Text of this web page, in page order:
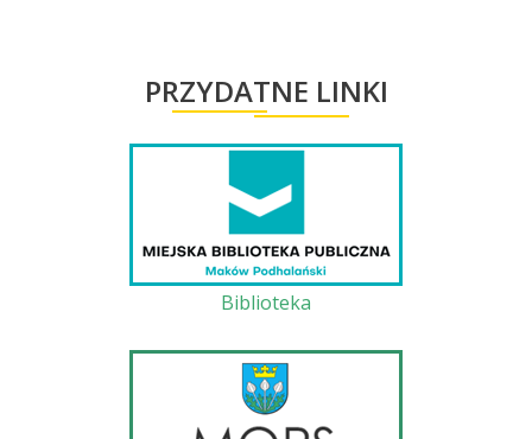
PRZYDATNE LINKI
Biblioteka